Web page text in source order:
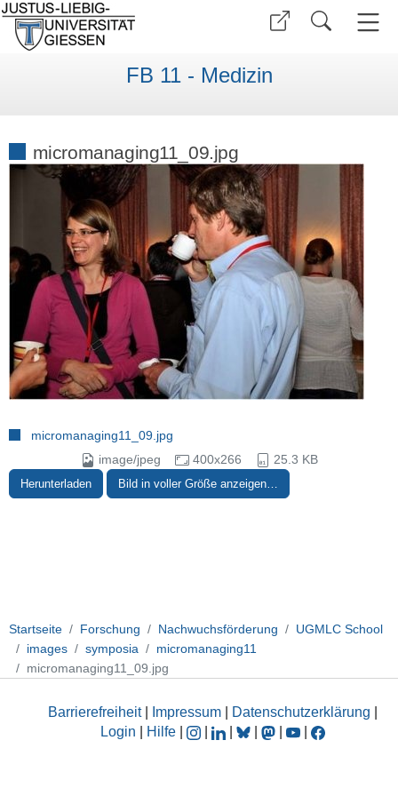
FB 11 - Medizin
micromanaging11_09.jpg
micromanaging11_09.jpg
image/jpeg
400x266 25.3 KB
Herunterladen Bild in voller Größe anzeigen…
Startseite Forschung Nachwuchsförderung
UGMLC School
images
symposia
micromanaging11
micromanaging11_09.jpg
Barrierefreiheit| Impressum Datenschutzerklärung
Login
Hilfe